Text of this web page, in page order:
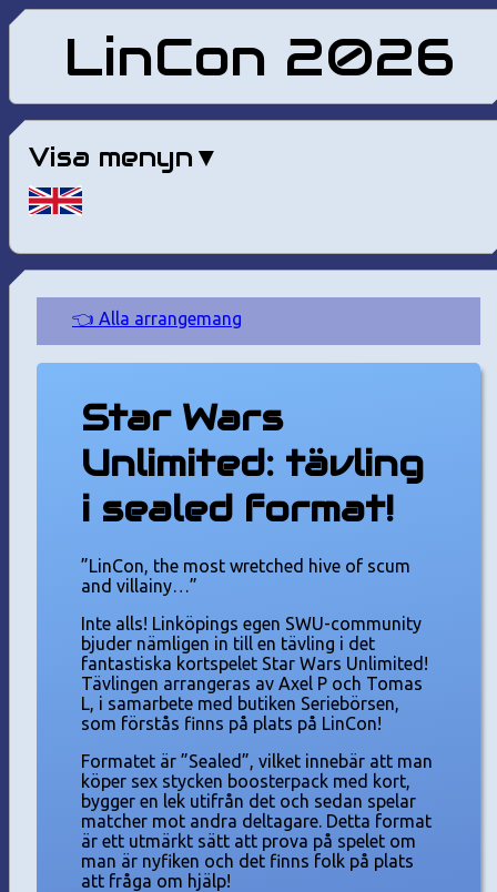
LinCon 2026
Visa menyn
👈 Alla arrangemang
Star Wars
Unlimited: tävling
i sealed format!
”LinCon, the most wretched hive of scum
and villainy…”
Inte alls! Linköpings egen SWU-community
bjuder nämligen in till en tävling i det
fantastiska kortspelet Star Wars Unlimited!
Tävlingen arrangeras av Axel P och Tomas
L, i samarbete med butiken Seriebörsen,
som förstås finns på plats på LinCon!
Formatet är ”Sealed”, vilket innebär att man
köper sex stycken boosterpack med kort,
bygger en lek utifrån det och sedan spelar
matcher mot andra deltagare. Detta format
är ett utmärkt sätt att prova på spelet om
man är nyfiken och det finns folk på plats
att fråga om hjälp!